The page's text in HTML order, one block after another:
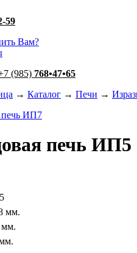
59
Вам?
(985) 768•47•65
→ Каталог → Печи →
печь ИП7
печь ИП5
мм.
мм.